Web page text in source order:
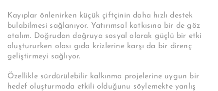
Kayıplar önlenirken küçük çiftçinin daha hızlı destek
bulabilmesi sağlanıyor. Yatırımsal katkısına bir de göz
atalım. Doğrudan doğruya sosyal olarak güçlü bir etki
oluştururken olası gıda krizlerine karşı da bir direnç
geliştirmeyi sağlıyor.
Özellikle sürdürülebilir kalkınma projelerine uygun bir
hedef oluşturmada etkili olduğunu söylemekte yanlış